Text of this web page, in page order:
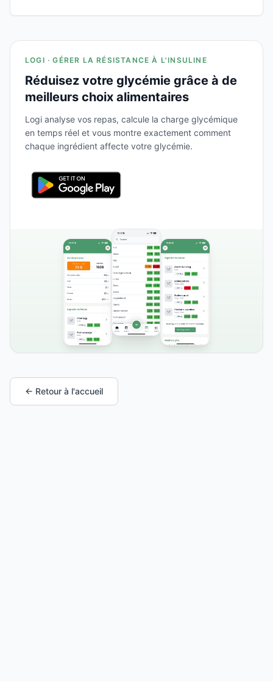
LOGI · GÉRER LA RÉSISTANCE À L'INSULINE
Réduisez votre glycémie grâce à de
meilleurs choix alimentaires
Logi analyse vos repas, calcule la charge glycémique
en temps réel et vous montre exactement comment
chaque ingrédient affecte votre glycémie.
← Retour à l'accueil